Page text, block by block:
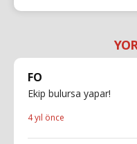
FO
Ekip bulursa yapar!
4 yıl önce